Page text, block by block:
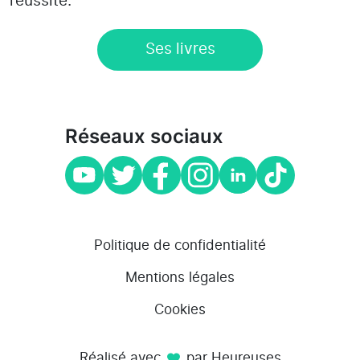
Ses livres
Réseaux sociaux
Politique de confidentialité
Mentions légales
Cookies